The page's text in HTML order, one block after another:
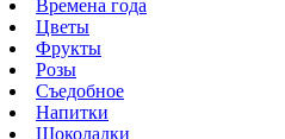
Времена года
Цветы
Фрукты
Розы
Съедобное
Напитки
Шоколадки